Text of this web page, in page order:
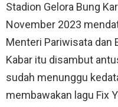
Stadion Gelora Bung
November 2023
Menteri Pariwisata dan
Kabar itu disambut
sudah menunggu
membawakan lagu Fix